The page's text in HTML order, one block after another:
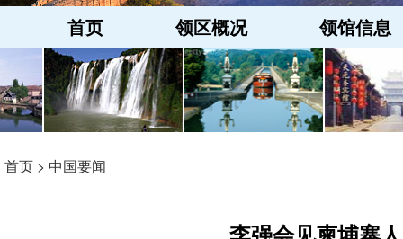
首页 领区概况 领馆信息
首页 > 中国要闻